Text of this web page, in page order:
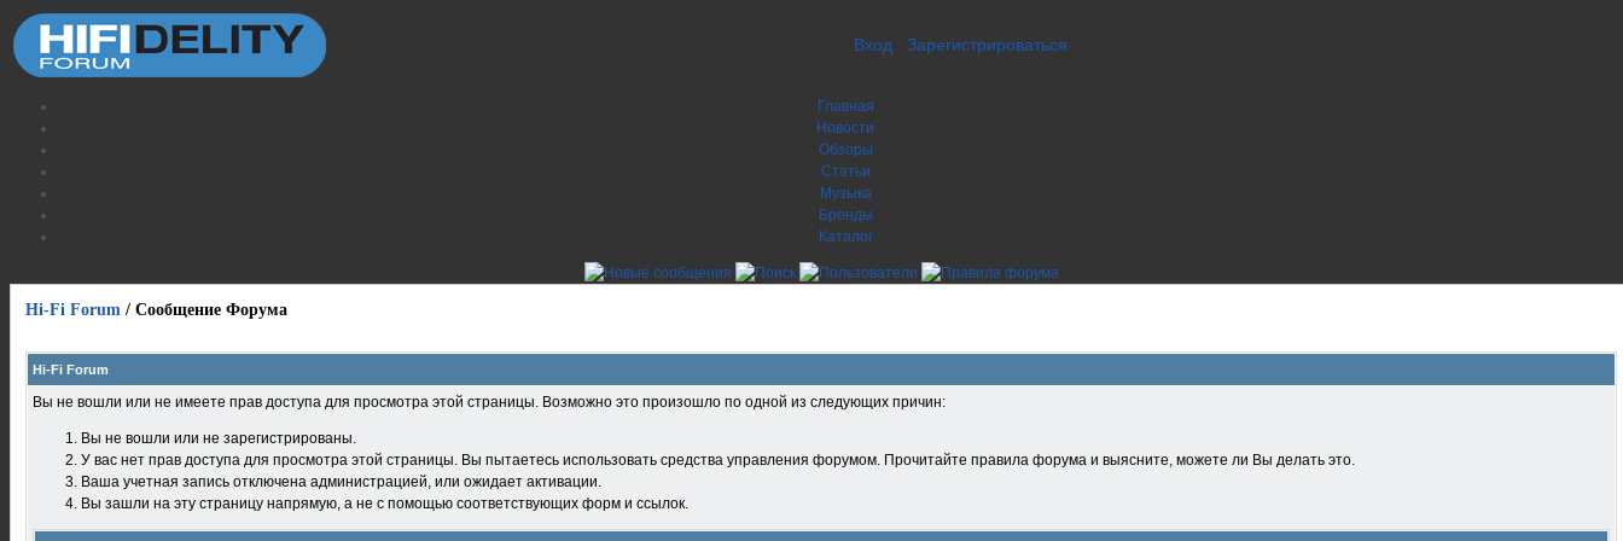
Вход Зарегистрироваться
Главная
Новости
Обзоры
Статьи
Музыка
Бренды
Каталог
Hi-Fi Forum / Сообщение Форума
Hi-Fi Forum
Вы не вошли или не имеете прав доступа для просмотра этой страницы. Возможно это произошло по одной из следующих причин:
Вы не вошли или не зарегистрированы.
У вас нет прав доступа для просмотра этой страницы. Вы пытаетесь использовать средства управления форумом. Прочитайте правила форума и выясните, можете ли Вы делать это.
Ваша учетная запись отключена администрацией, или ожидает активации.
Вы зашли на эту страницу напрямую, а не с помощью соответствующих форм и ссылок.